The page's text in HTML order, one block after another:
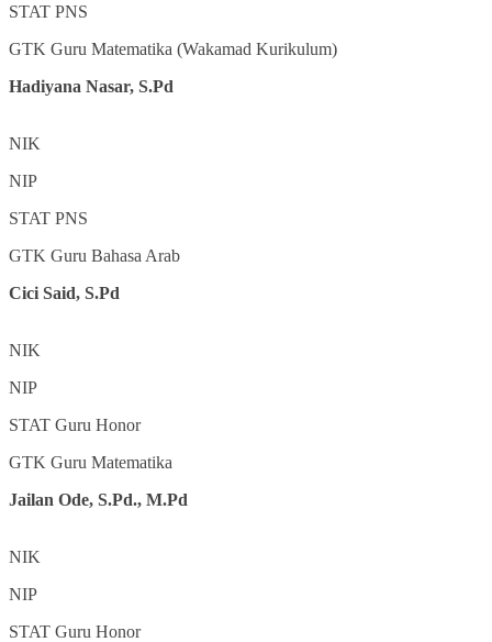
STAT PNS
GTK Guru Matematika (Wakamad Kurikulum)
Hadiyana Nasar, S.Pd
NIK
NIP
STAT PNS
GTK Guru Bahasa Arab
Cici Said, S.Pd
NIK
NIP
STAT Guru Honor
GTK Guru Matematika
Jailan Ode, S.Pd., M.Pd
NIK
NIP
STAT Guru Honor